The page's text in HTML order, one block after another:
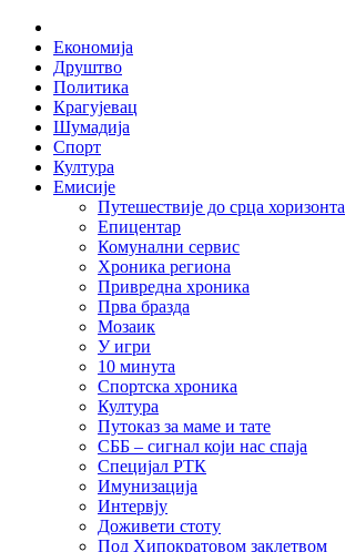
Skip
content
Економија
Друштво
Политика
Крагујевац
Шумадија
Спорт
Култура
Емисије
Путешествије до срца хоризонта
Епицентар
Комунални сервис
Хроника региона
Привредна хроника
Прва бразда
Мозаик
У игри
10 минута
Спортска хроника
Култура
Путоказ за маме и тате
СББ – сигнал који нас спаја
Специјал РТК
Имунизација
Интервју
Доживети стоту
Под Хипократовом заклетвом